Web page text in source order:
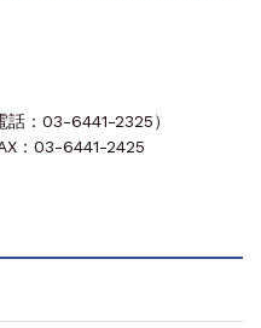
：03-6441-2325）
：03-6441-2425